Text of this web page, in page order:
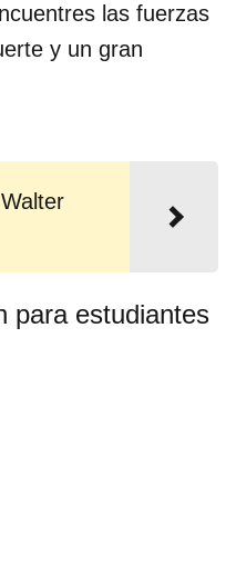
las fuerzas
y un gran
para estudiantes